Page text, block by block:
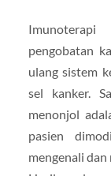
pengobatan
ulang sistem
sel kanker.
menonjol
pasien
mengenali dan